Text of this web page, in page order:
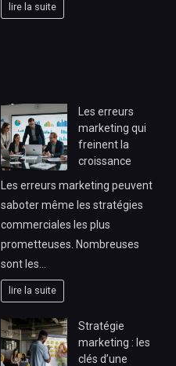
lire la suite
Les erreurs
marketing qui
freinent la
croissance
Les erreurs marketing peuvent
saboter même les stratégies
commerciales les plus
prometteuses. Nombreuses
sont les…
lire la suite
Stratégie
marketing : les
clés d’une